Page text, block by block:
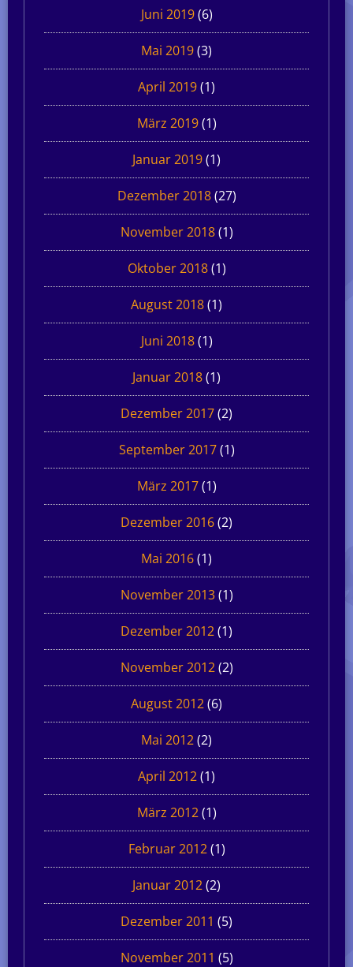
Juni 2019(6)
Mai 2019(3)
April 2019(1)
März 2019(1)
Januar 2019(1)
Dezember 2018(27)
November 2018(1)
Oktober 2018(1)
August 2018(1)
Juni 2018(1)
Januar 2018(1)
Dezember 2017(2)
September 2017(1)
März 2017(1)
Dezember 2016(2)
Mai 2016(1)
November 2013(1)
Dezember 2012(1)
November 2012(2)
August 2012(6)
Mai 2012(2)
April 2012(1)
März 2012(1)
Februar 2012(1)
Januar 2012(2)
Dezember 2011 (5)
November 2011 (5)